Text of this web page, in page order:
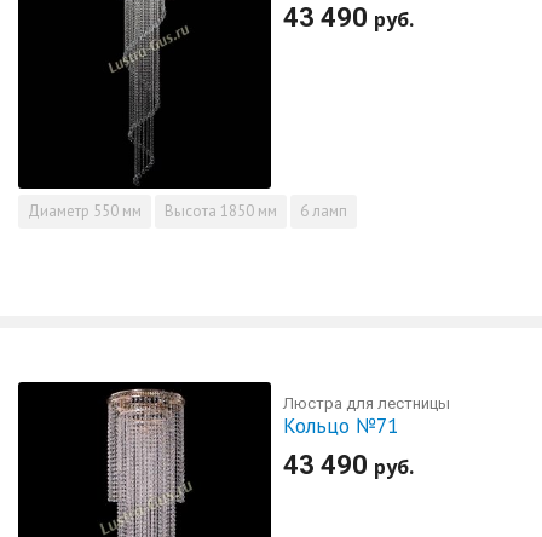
43 490 руб.
Диаметр 550 мм Высота 1850 мм 6 ламп
Люстра для лестницы
Кольцо №71
43 490 руб.